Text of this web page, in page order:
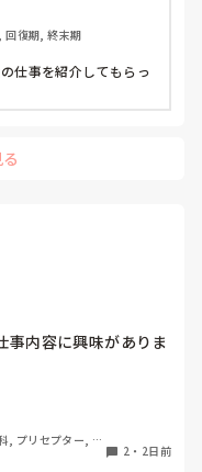
回復期, 終末期
仕事を紹介してもらっ
事内容に興味がありま
内容や大変だったこ
, プリセプター, リ
2 ・ 2日前